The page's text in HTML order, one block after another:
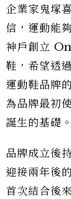
企業家鬼
信，運動能
神戶創立
鞋，希望透
運動鞋品牌
為品牌最初
誕生的基礎。
品牌成立後
迎接兩年後
首次結合後